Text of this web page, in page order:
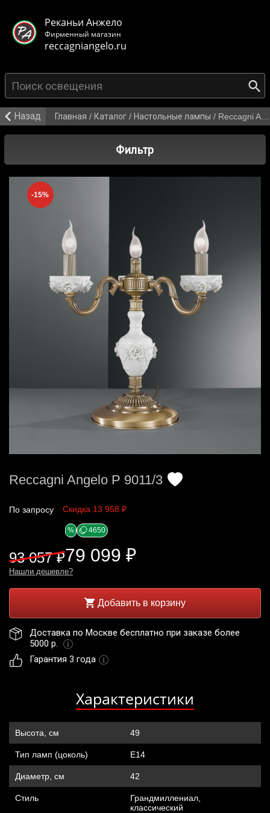
Реканьи Анжело
Фирменный магазин
reccagniangelo.ru
Назад Главная / Каталог / Настольные лампы / Reccagni Angelo P 9011/3
Фильтр
-15%
Reccagni Angelo P 9011/3
По запросу Скидка 13 958 ₽
93 057 ₽
% 4650
79 099 ₽
Нашли дешевле?
Добавить в корзину
Доставка по Москве бесплатно при заказе более
5000 р.
Гарантия 3 года
Характеристики
Высота, см 49
Тип ламп (цоколь) Е14
Диаметр, см 42
Стиль
Грандмиллениал,
классический